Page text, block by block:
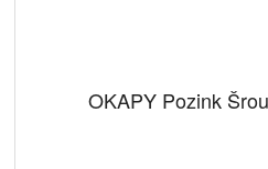
OKAPY Pozink